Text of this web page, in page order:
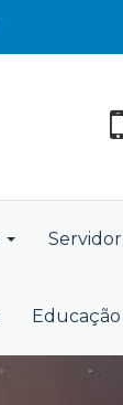
Servidor
Educação